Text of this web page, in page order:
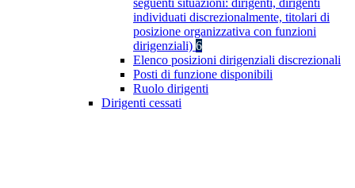
seguenti situazioni: dirigenti, dirigenti
individuati discrezionalmente, titolari di
posizione organizzativa con funzioni
dirigenziali) 6
Elenco posizioni dirigenziali discrezionali
Posti di funzione disponibili
Ruolo dirigenti
Dirigenti cessati